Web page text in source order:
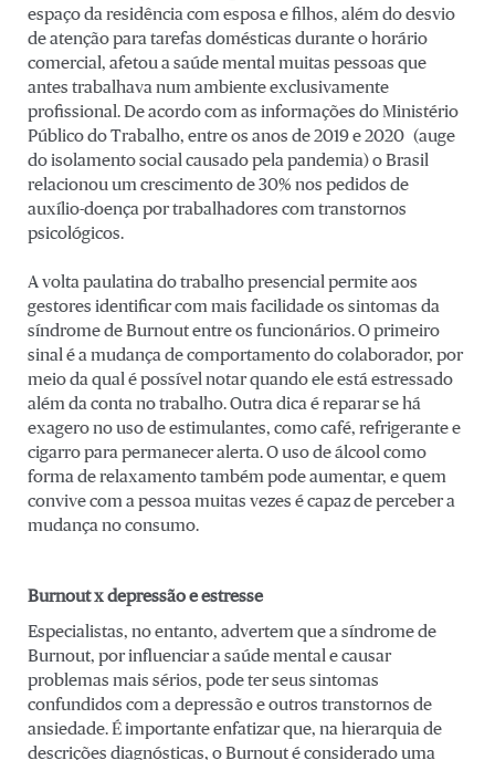
espaço da residência com esposa e filhos, além do desvio
de atenção para tarefas domésticas durante o horário
comercial, afetou a saúde mental muitas pessoas que
antes trabalhava num ambiente exclusivamente
profissional. De acordo com as informações do Ministério
Público do Trabalho, entre os anos de 2019 e 2020 (auge
do isolamento social causado pela pandemia) o Brasil
relacionou um crescimento de 30% nos pedidos de
auxílio-doença por trabalhadores com transtornos
psicológicos.
A volta paulatina do trabalho presencial permite aos
gestores identificar com mais facilidade os sintomas da
síndrome de Burnout entre os funcionários. O primeiro
sinal é a mudança de comportamento do colaborador, por
meio da qual é possível notar quando ele está estressado
além da conta no trabalho. Outra dica é reparar se há
exagero no uso de estimulantes, como café, refrigerante e
cigarro para permanecer alerta. O uso de álcool como
forma de relaxamento também pode aumentar, e quem
convive com a pessoa muitas vezes é capaz de perceber a
mudança no consumo.
Burnout x depressão e estresse
Especialistas, no entanto, advertem que a síndrome de
Burnout, por influenciar a saúde mental e causar
problemas mais sérios, pode ter seus sintomas
confundidos com a depressão e outros transtornos de
ansiedade. É importante enfatizar que, na hierarquia de
descrições diagnósticas, o Burnout é considerado uma